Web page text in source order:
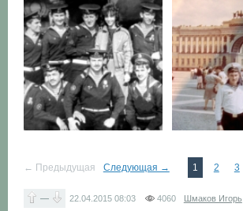
← Предыдущая Следующая → 1 2 3
— 22.04.2015 08:03 4060 Шмаков Игорь